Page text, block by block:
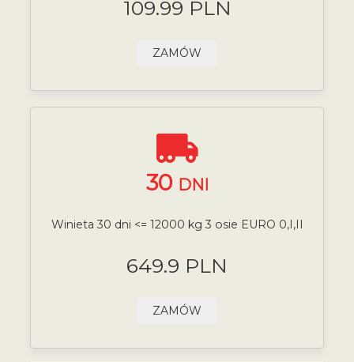
109.99 PLN
ZAMÓW
30 DNI
Winieta 30 dni <= 12000 kg 3 osie EURO 0,I,II
649.9 PLN
ZAMÓW